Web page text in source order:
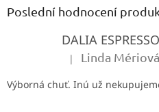
Poslední hodnocení
DALIA ESPRESSO
Hodnocení produktu
| Linda Mériová
Výborná chuť. Inú už